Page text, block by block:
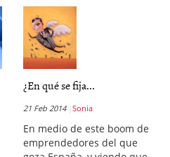
¿En qué se fija...
21 Feb 2014 Sonia
En medio de este boom de
emprendedores del que